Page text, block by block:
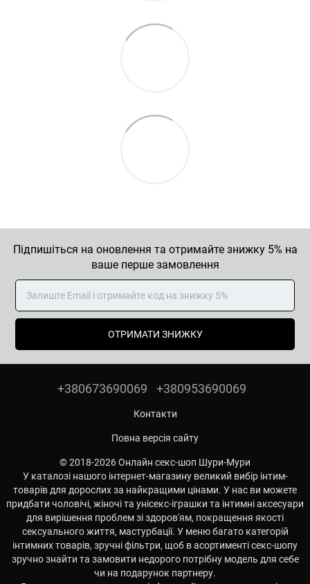
Підпишіться на оновлення та отримайте знижку 5% на
ваше перше замовлення
ОТРИМАТИ ЗНИЖКУ
+380673690069 +380953690069
Контакти
Повна версія сайту
© 2018-2026 Онлайн секс-шоп Шури-Мури
У каталозі нашого інтернет-магазину великий вибір інтим-
товарів для дорослих за найкращими цінами. У нас ви можете
придбати чоловічі, жіночі та унісекс-іграшки та інтимні аксесуари
для вирішення проблем зі здоров'ям, покращення якості
сексуального життя, мастурбації. У меню багато категорій
інтимних товарів, зручні фільтри, щоб в асортименті секс-шопу
зручно знайти та замовити недорого потрібну модель для себе
чи на подарунок партнеру.